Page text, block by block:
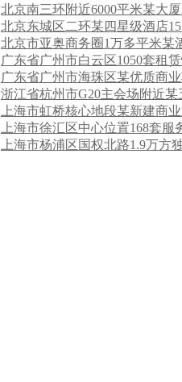
北京南三环附近6000平米某大
北京东城区二环某四星级酒店
北京市亚奥商务圈1万多平米某
广东省广州市白云区1050套租
广东省广州市海珠区某优质商
浙江省杭州市G20主会场附近
上海市虹桥核心地段某新建商
上海市徐汇区中心位置168套
上海市杨浦区国权北路1.9万方